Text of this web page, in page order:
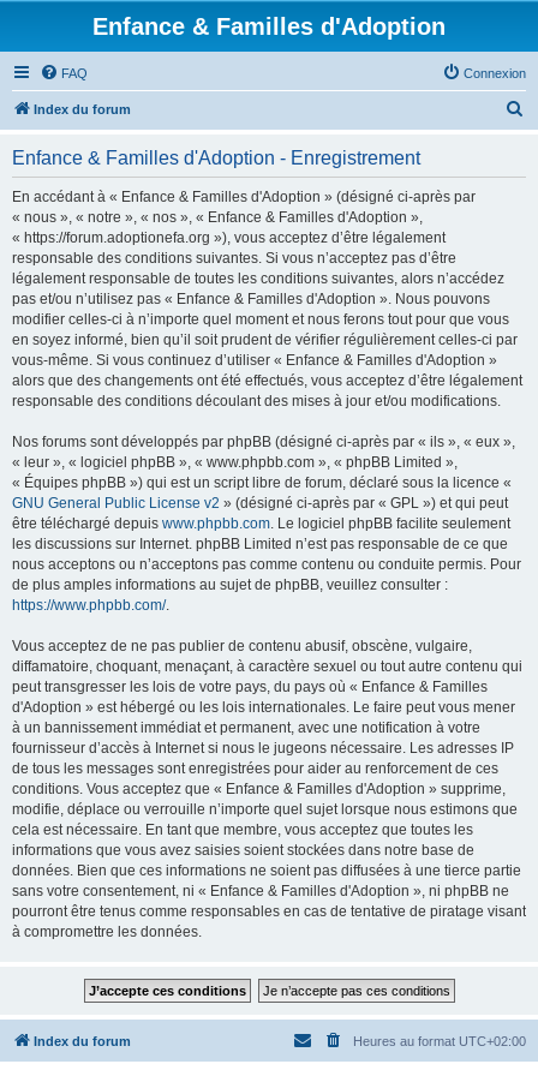
Enfance & Familles d'Adoption
FAQ Connexion
Index du forum
Enfance & Familles d'Adoption - Enregistrement
En accédant à « Enfance & Familles d'Adoption » (désigné ci-après par
« nous », « notre », « nos », « Enfance & Familles d'Adoption »,
« https://forum.adoptionefa.org »), vous acceptez d’être légalement
responsable des conditions suivantes. Si vous n’acceptez pas d’être
légalement responsable de toutes les conditions suivantes, alors n’accédez
pas et/ou n’utilisez pas « Enfance & Familles d'Adoption ». Nous pouvons
modifier celles-ci à n’importe quel moment et nous ferons tout pour que vous
en soyez informé, bien qu’il soit prudent de vérifier régulièrement celles-ci par
vous-même. Si vous continuez d’utiliser « Enfance & Familles d'Adoption »
alors que des changements ont été effectués, vous acceptez d’être légalement
responsable des conditions découlant des mises à jour et/ou modifications.
Nos forums sont développés par phpBB (désigné ci-après par « ils », « eux »,
« leur », « logiciel phpBB », « www.phpbb.com », « phpBB Limited »,
« Équipes phpBB ») qui est un script libre de forum, déclaré sous la licence «
GNU General Public License v2 » (désigné ci-après par « GPL ») et qui peut
être téléchargé depuis www.phpbb.com. Le logiciel phpBB facilite seulement
les discussions sur Internet. phpBB Limited n’est pas responsable de ce que
nous acceptons ou n’acceptons pas comme contenu ou conduite permis. Pour
de plus amples informations au sujet de phpBB, veuillez consulter :
https://www.phpbb.com/.
Vous acceptez de ne pas publier de contenu abusif, obscène, vulgaire,
diffamatoire, choquant, menaçant, à caractère sexuel ou tout autre contenu qui
peut transgresser les lois de votre pays, du pays où « Enfance & Familles
d'Adoption » est hébergé ou les lois internationales. Le faire peut vous mener
à un bannissement immédiat et permanent, avec une notification à votre
fournisseur d’accès à Internet si nous le jugeons nécessaire. Les adresses IP
de tous les messages sont enregistrées pour aider au renforcement de ces
conditions. Vous acceptez que « Enfance & Familles d'Adoption » supprime,
modifie, déplace ou verrouille n’importe quel sujet lorsque nous estimons que
cela est nécessaire. En tant que membre, vous acceptez que toutes les
informations que vous avez saisies soient stockées dans notre base de
données. Bien que ces informations ne soient pas diffusées à une tierce partie
sans votre consentement, ni « Enfance & Familles d'Adoption », ni phpBB ne
pourront être tenus comme responsables en cas de tentative de piratage visant
à compromettre les données.
Index du forum Heures au format UTC+02:00